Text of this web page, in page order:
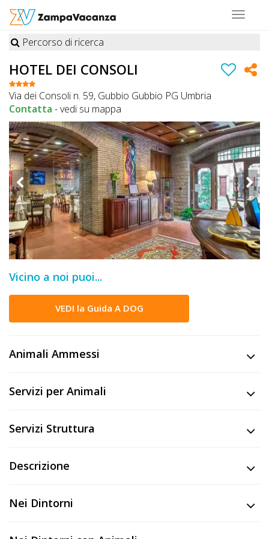
Toggle
STRUTTURE
A
DOG
LUOGHI
A
DOG
OFFERTE
A
DOG
A
CHIEDI
CODICE
SCONTO
Tutorial
Percorso di ricerca
HOTEL DEI CONSOLI
Via dei Consoli n. 59, Gubbio Gubbio PG Umbria
Contatta -vedi su mappa
Vicino a noi puoi...
VEDI la Guida A DOG
Animali Ammessi
Servizi per Animali
Servizi Struttura
Descrizione
Nei Dintorni